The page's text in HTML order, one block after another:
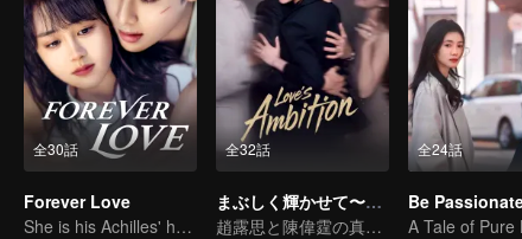
全30話
Forever Love
She is his Achilles' heel and his armor
全32話
まぶしく輝かせて〜恋の野心〜（英語吹替）
趙露思と陳偉霆の真実の愛の仮説
全24話